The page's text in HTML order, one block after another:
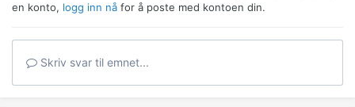
en konto, logg inn nå for å poste med kontoen din.
Skriv svar til emnet...